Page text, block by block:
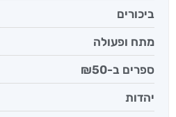
ביכורים
מתח ופעולה
ספרים ב-₪50
יהדות